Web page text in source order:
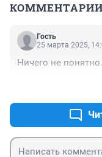
КОММЕНТАРИИ
Гость
25 марта 2025,
Ничего не